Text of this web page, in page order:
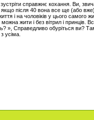
справжнє кохання. Ви,
після 40 вона все ще (або
і на чоловіків у цього самого
жити і без вітрил і
Справедливо обуріться ви?
усіма.